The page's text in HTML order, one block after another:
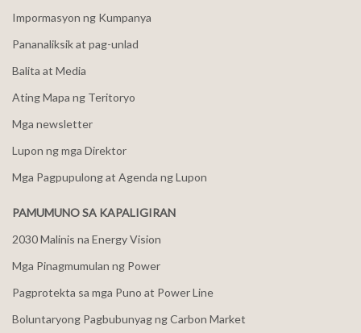
Impormasyon ng Kumpanya
Pananaliksik at pag-unlad
Balita at Media
Ating Mapa ng Teritoryo
Mga newsletter
Lupon ng mga Direktor
Mga Pagpupulong at Agenda ng Lupon
PAMUMUNO SA KAPALIGIRAN
2030 Malinis na Energy Vision
Mga Pinagmumulan ng Power
Pagprotekta sa mga Puno at Power Line
Boluntaryong Pagbubunyag ng Carbon Market